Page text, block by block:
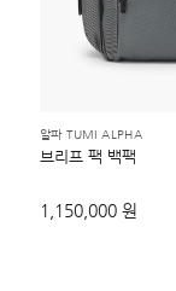
알파 TUMI ALPHA
브리프 팩 백팩
1,150,000 원